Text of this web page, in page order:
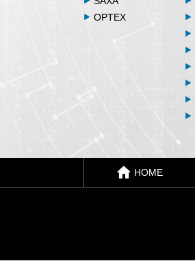
OPTEX
HOME